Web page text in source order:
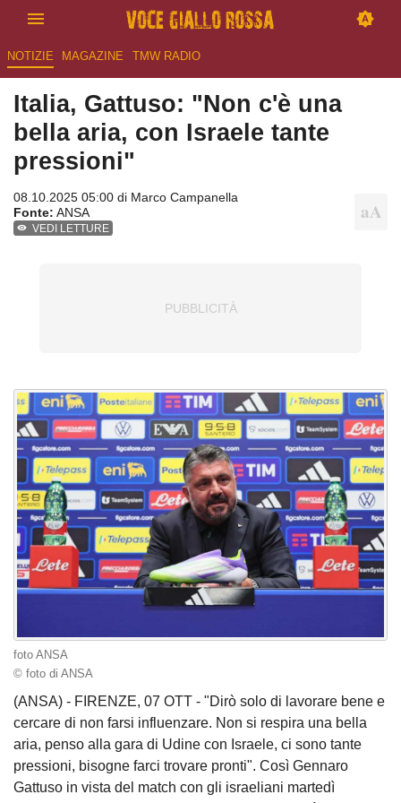
NOTIZIE MAGAZINE TMW RADIO
Italia, Gattuso: "Non c'è una
bella aria, con Israele tante
pressioni"
08.10.2025 05:00 di Marco Campanella
Fonte: ANSA
VEDI LETTURE
foto ANSA
© foto di ANSA
(ANSA) - FIRENZE, 07 OTT - "Dirò solo di lavorare bene e
cercare di non farsi influenzare. Non si respira una bella
aria, penso alla gara di Udine con Israele, ci sono tante
pressioni, bisogne farci trovare pronti". Così Gennaro
Gattuso in vista del match con gli israeliani martedì